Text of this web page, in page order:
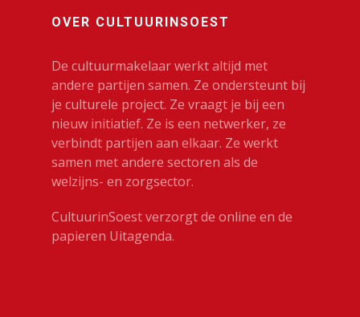
OVER CULTUURINSOEST
De cultuurmakelaar werkt altijd met
andere partijen samen. Ze ondersteunt bij
je culturele project. Ze vraagt je bij een
nieuw initiatief. Ze is een netwerker, ze
verbindt partijen aan elkaar. Ze werkt
samen met andere sectoren als de
welzijns- en zorgsector.
CultuurinSoest verzorgt de online en de
papieren Uitagenda.